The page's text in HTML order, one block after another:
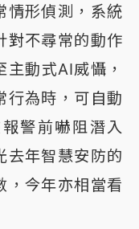
情形偵測，系統
對不尋常的動作
動式AI威懾，
行為時，可自動
警前嚇阻潛入
去年智慧安防的
，今年亦相當看